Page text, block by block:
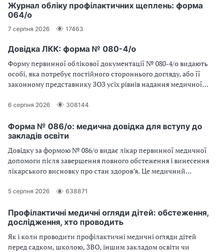
Журнал обліку профілактичних щеплень: форма
064/о
7 серпня 2026 17463
Довідка ЛКК: форма № 080-4/о
Форму первинної облікової документації № 080-4/о видають
особі, яка потребує постійного стороннього догляду, або її
законному представнику ЗОЗ усіх рівнів надання медичної
6 серпня 2026 308144
Форма № 086/о: медична довідка для вступу до
закладів освіти
Довідку за формою № 086/о видає лікар первинної медичної
допомоги після завершення повного обстеження і винесення
лікарського висновку про стан здоров’я. Це медичний
5 серпня 2026 638871
Профілактичні медичні огляди дітей: обстеження,
дослідження, хто проводить
Як і коли проводити профілактичні медичні огляди дітей
перед садком, школою, ЗВО, іншим закладом освіти чи